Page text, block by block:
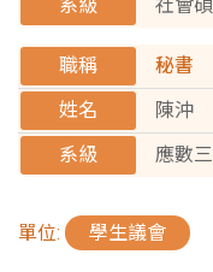
社會
秘書
陳沖
應數三
單位: 學生議會